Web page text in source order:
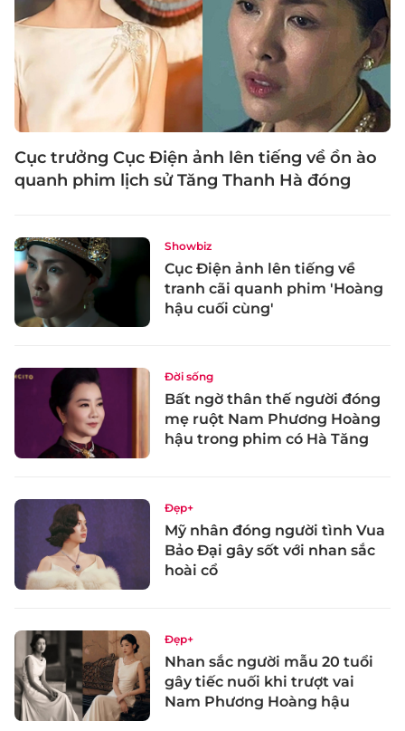
Cục trưởng Cục Điện ảnh lên tiếng về ồn ào
quanh phim lịch sử Tăng Thanh Hà đóng
Showbiz
Cục Điện ảnh lên tiếng về
tranh cãi quanh phim 'Hoàng
hậu cuối cùng'
Đời sống
Bất ngờ thân thế người đóng
mẹ ruột Nam Phương Hoàng
hậu trong phim có Hà Tăng
Đẹp+
Mỹ nhân đóng người tình Vua
Bảo Đại gây sốt với nhan sắc
hoài cổ
Đẹp+
Nhan sắc người mẫu 20 tuổi
gây tiếc nuối khi trượt vai
Nam Phương Hoàng hậu